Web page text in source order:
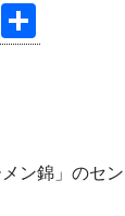
有
ン錦」のセ